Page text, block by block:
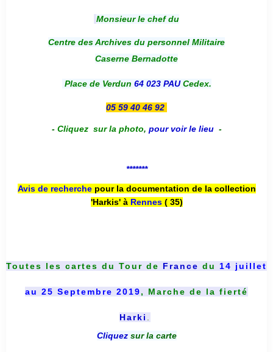
Monsieur le chef du
Centre des Archives du personnel Militaire
Caserne Bernadotte
Place de Verdun 64 023 PAUCedex.
05 59 40 46 92
- Cliquez sur la photo, pour voir le lieu -
*******
Avis de recherche pour la documentation de la collection
'Harkis' à Rennes( 35)
Toutes les cartes du Tour de France du 14 juillet
au 25 Septembre 2019, Marche de la fierté
Harki
Cliquez sur la carte